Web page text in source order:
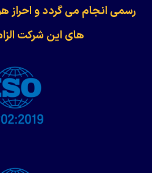
رسمی انجام می گردد و احراز
های این شرکت